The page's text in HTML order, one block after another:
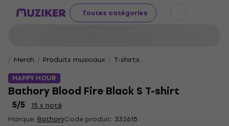
Toutes catégories
Merch Produits musicaux
T-shirts
HAPPY HOUR
Bathory Blood Fire Black S T-shirt
5/5
15 x noté
Marque: BathoryCode produit: 332615